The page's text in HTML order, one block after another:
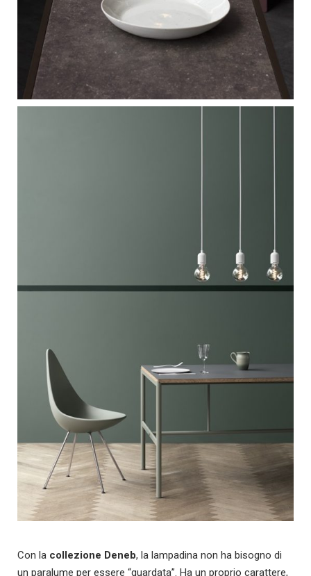
Con la collezione Deneb, la lampadina non ha bisogno di
un paralume per essere “guardata”. Ha un proprio carattere,